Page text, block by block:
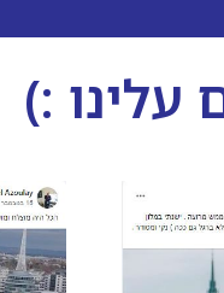
עלינו :)